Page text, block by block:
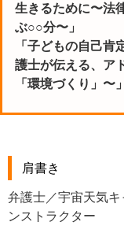
生きるために〜法
ぶ○○分〜」
「子どもの自己
護士が伝える、ア
「環境づくり」〜」
肩書き
弁護士／宇宙天気
ンストラクター